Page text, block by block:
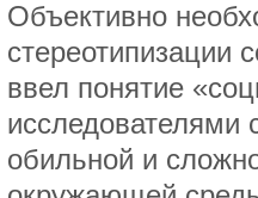
Объективно
стереотипизации
ввел понятие
исследователями
обильной и